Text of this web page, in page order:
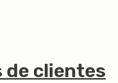
de clientes